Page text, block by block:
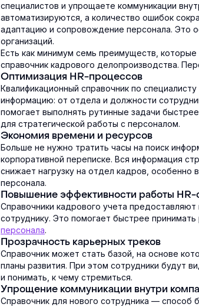
специалистов и упрощаете коммуникации
автоматизируются, а количество ошибок
адаптацию и сопровождение персонала. Это
организаций.
Есть как минимум семь преимуществ,
справочник кадрового делопроизводства.
Оптимизация HR-процессов
Квалификационный справочник по
информацию: от отдела и должности
помогает выполнять рутинные задачи
для стратегической работы с персоналом.
Экономия времени и ресурсов
Больше не нужно тратить часы на поиск
корпоративной переписке. Вся информация
снижает нагрузку на отдел кадров, особенно
персонала.
Повышение эффективности работы HR-
Справочники кадрового учета
сотруднику. Это помогает быстрее
персонала.
Прозрачность карьерных треков
Справочник может стать базой, на основе
планы развития. При этом сотрудники будут
и понимать, к чему стремиться.
Упрощение коммуникации внутри
Справочник для нового сотрудника — способ